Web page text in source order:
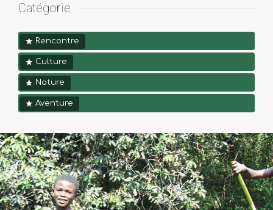
Catégorie
Rencontre
Culture
Nature
Aventure